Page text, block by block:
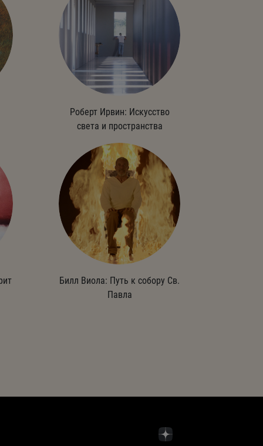
Роберт Ирвин: Искусство
света и пространства
Билл Виола: Путь к собору Св.
Павла